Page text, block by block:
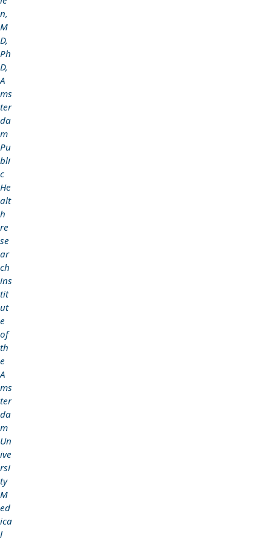
n,
M
D,
Ph
D,
A
ms
ter
da
m
Pu
bli
c
He
alt
h
re
se
ar
ch
ins
tit
ut
e
of
th
e
A
ms
ter
da
m
Un
ive
rsi
ty
M
ed
ica
l